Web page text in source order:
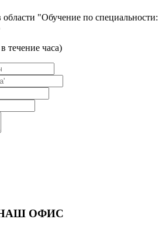
области "Обучение по специальности:
течение часа)
ОФИС